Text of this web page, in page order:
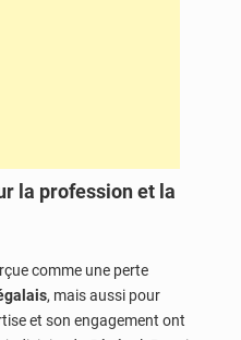
la profession et la
comme une perte
, mais aussi pour
et son engagement ont